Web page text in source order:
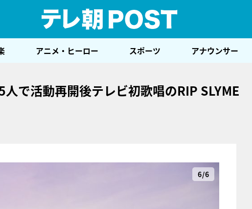
アニメ・ヒーロー スポーツ アナウンサー
で活動再開後テレビ初歌唱のRIP SLYME
6/6